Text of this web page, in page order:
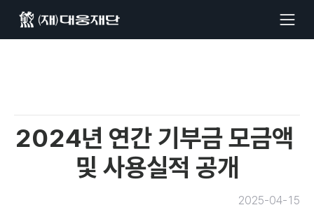
2024년 연간 기부금 모금액
및 사용실적 공개
2025-04-15